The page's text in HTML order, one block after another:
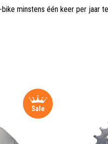
minstens één keer per jaar
Sale